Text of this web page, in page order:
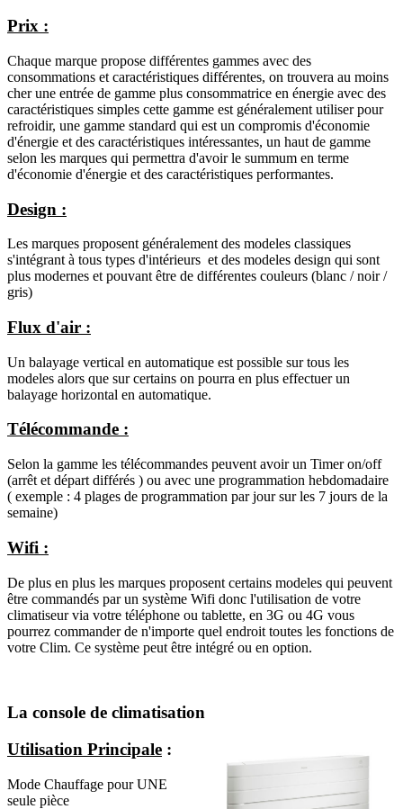
Prix :
Chaque marque propose différentes gammes avec des
consommations et caractéristiques différentes, on trouvera au moins
cher une entrée de gamme plus consommatrice en énergie avec des
caractéristiques simples cette gamme est généralement utiliser pour
refroidir, une gamme standard qui est un compromis d'économie
d'énergie et des caractéristiques intéressantes, un haut de gamme
selon les marques qui permettra d'avoir le summum en terme
d'économie d'énergie et des caractéristiques performantes.
Design :
Les marques proposent généralement des modeles classiques
s'intégrant à tous types d'intérieurs et des modeles design qui sont
plus modernes et pouvant être de différentes couleurs (blanc / noir /
gris)
Flux d'air :
Un balayage vertical en automatique est possible sur tous les
modeles alors que sur certains on pourra en plus effectuer un
balayage horizontal en automatique.
Télécommande :
Selon la gamme les télécommandes peuvent avoir un Timer on/off
(arrêt et départ différés ) ou avec une programmation hebdomadaire
( exemple : 4 plages de programmation par jour sur les 7 jours de la
semaine)
Wifi :
De plus en plus les marques proposent certains modeles qui peuvent
être commandés par un système Wifi donc l'utilisation de votre
climatiseur via votre téléphone ou tablette, en 3G ou 4G vous
pourrez commander de n'importe quel endroit toutes les fonctions de
votre Clim. Ce système peut être intégré ou en option.
La console de climatisation
Utilisation Principale :
Mode Chauffage pour UNE
seule pièce